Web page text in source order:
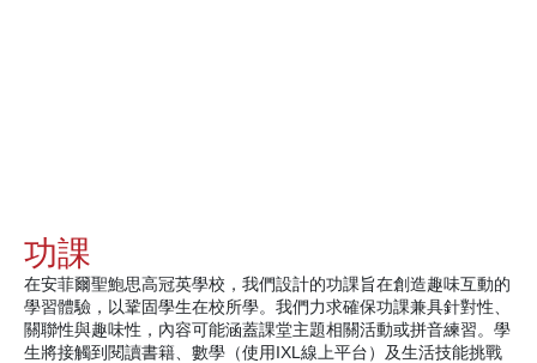
功課
在安菲爾聖鮑思高冠英學校，我們設計的功課旨在創造趣味互動的
學習體驗，以鞏固學生在校所學。我們力求確保功課兼具針對性、
關聯性與趣味性，內容可能涵蓋課堂主題相關活動或拼音練習。學
生將接觸到閱讀書籍、數學（使用IXL線上平台）及生活技能挑戰